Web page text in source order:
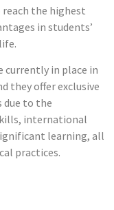
the highest
in students’
in place in
they offer exclusive
due to the
international
learning, all
practices.